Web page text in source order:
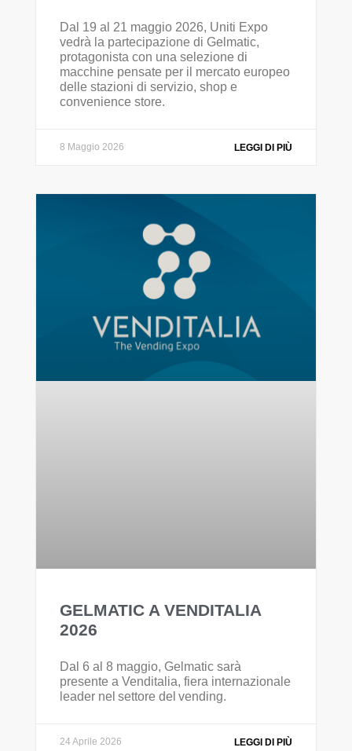
Dal 19 al 21 maggio 2026, Uniti Expo
vedrà la partecipazione di Gelmatic,
protagonista con una selezione di
macchine pensate per il mercato europeo
delle stazioni di servizio, shop e
convenience store.
LEGGI DI PIÙ
8 Maggio 2026
GELMATIC A VENDITALIA
2026
Dal 6 al 8 maggio, Gelmatic sarà
presente a Venditalia, fiera internazionale
leader nel settore del vending.
LEGGI DI PIÙ
24 Aprile 2026